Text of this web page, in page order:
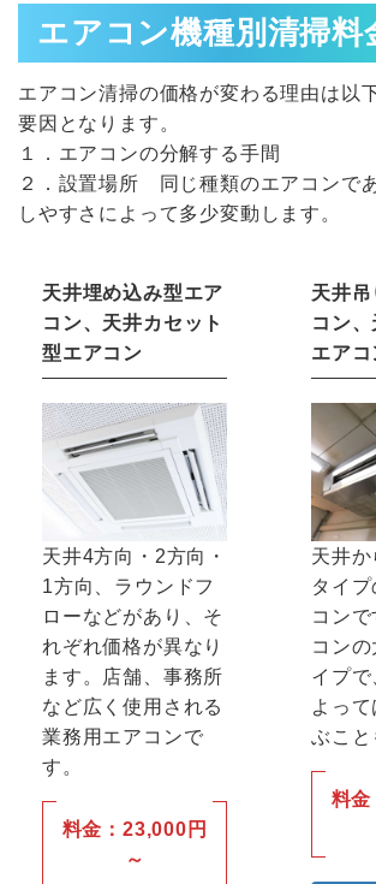
エアコン機種別清掃料
エアコン清掃の価格が変わる理由は以
要因となります。
１．エアコンの分解する手間
２．設置場所 同じ種類のエアコンで
しやすさによって多少変動します。
天井埋め込み型エア
コン、天井カセット
型エアコン
天井4方向・2方向・
1方向、ラウンドフ
ローなどがあり、そ
れぞれ価格が異なり
ます。店舗、事務所
など広く使用される
業務用エアコンで
す。
料金：23,000円
～
天井
コン
エアコ
天井か
タイ
コン
コン
イプで
よっ
ぶこと
料金